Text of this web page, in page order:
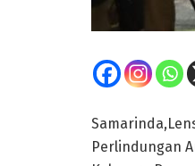
Perlindungan